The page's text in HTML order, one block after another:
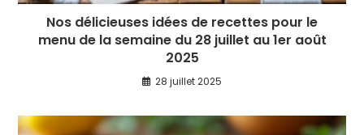
Nos délicieuses idées de recettes pour le
menu de la semaine du 28 juillet au 1er août
2025
28 juillet 2025